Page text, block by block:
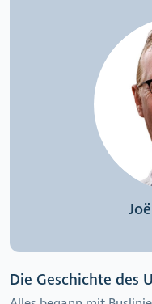
Die Geschichte des